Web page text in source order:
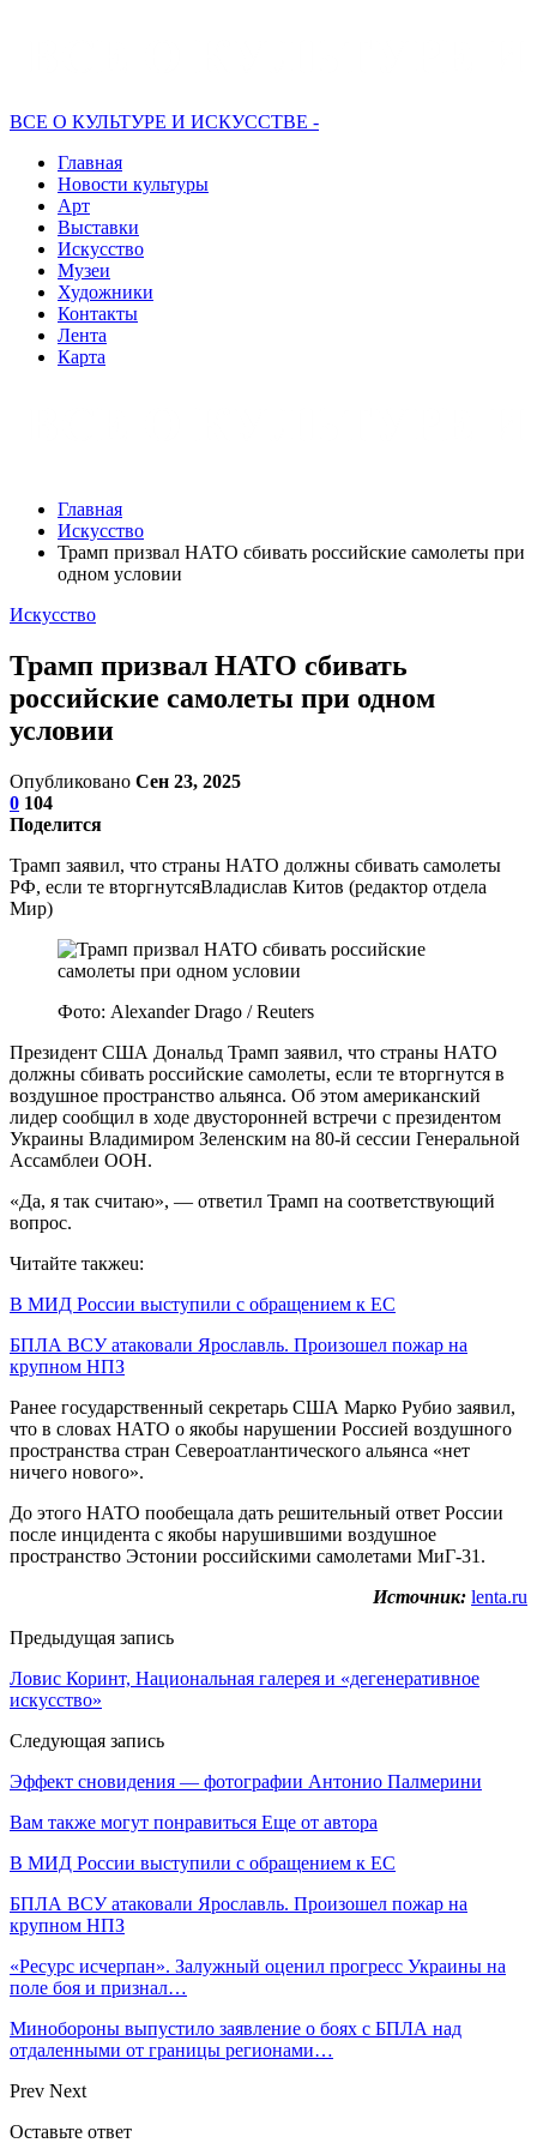
ВСЕ О КУЛЬТУРЕ И ИСКУССТВЕ -
Главная
Новости культуры
Арт
Выставки
Искусство
Музеи
Художники
Контакты
Лента
Карта
Главная
Искусство
Трамп призвал НАТО сбивать российские самолеты при
одном условии
Искусство
Трамп призвал НАТО сбивать
российские самолеты при одном
условии
Опубликовано Сен 23, 2025
0 104
Поделится
Трамп заявил, что страны НАТО должны сбивать самолеты
РФ, если те вторгнутсяВладислав Китов (редактор отдела
Мир)
Фото: Alexander Drago / Reuters
Президент США Дональд Трамп заявил, что страны НАТО
должны сбивать российские самолеты, если те вторгнутся в
воздушное пространство альянса. Об этом американский
лидер сообщил в ходе двусторонней встречи с президентом
Украины Владимиром Зеленским на 80-й сессии Генеральной
Ассамблеи ООН.
«Да, я так считаю», — ответил Трамп на соответствующий
вопрос.
Читайте такжеu:
В МИД России выступили с обращением к ЕС
БПЛА ВСУ атаковали Ярославль. Произошел пожар на
крупном НПЗ
Ранее государственный секретарь США Марко Рубио заявил,
что в словах НАТО о якобы нарушении Россией воздушного
пространства стран Североатлантического альянса «нет
ничего нового».
До этого НАТО пообещала дать решительный ответ России
после инцидента с якобы нарушившими воздушное
пространство Эстонии российскими самолетами МиГ-31.
Источник: lenta.ru
Предыдущая запись
Ловис Коринт, Национальная галерея и «дегенеративное
искусство»
Следующая запись
Эффект сновидения — фотографии Антонио Палмерини
Вам также могут понравиться Еще от автора
В МИД России выступили с обращением к ЕС
БПЛА ВСУ атаковали Ярославль. Произошел пожар на
крупном НПЗ
«Ресурс исчерпан». Залужный оценил прогресс Украины на
поле боя и признал…
Минобороны выпустило заявление о боях с БПЛА над
отдаленными от границы регионами…
Prev Next
Оставьте ответ